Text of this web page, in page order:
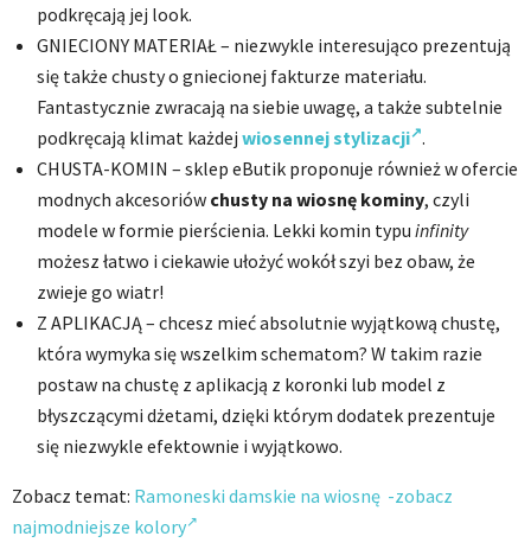
podkręcają jej look.
GNIECIONY MATERIAŁ – niezwykle interesująco prezentują
się także chusty o gniecionej fakturze materiału.
Fantastycznie zwracają na siebie uwagę, a także subtelnie
podkręcają klimat każdej wiosennej stylizacji .
CHUSTA-KOMIN – sklep eButik proponuje również w ofercie
modnych akcesoriów chusty na wiosnę kominy, czyli
modele w formie pierścienia. Lekki komin typu infinity
możesz łatwo i ciekawie ułożyć wokół szyi bez obaw, że
zwieje go wiatr!
Z APLIKACJĄ – chcesz mieć absolutnie wyjątkową chustę,
która wymyka się wszelkim schematom? W takim razie
postaw na chustę z aplikacją z koronki lub model z
błyszczącymi dżetami, dzięki którym dodatek prezentuje
się niezwykle efektownie i wyjątkowo.
Zobacz temat: Ramoneski damskie na wiosnę -zobacz
najmodniejsze kolory